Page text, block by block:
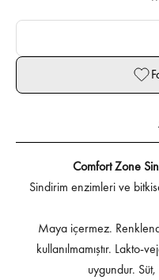
Comfort Zone
Sindirim enzimleri ve
Maya içermez.
kullanılmamıştır. Lakto-
uygundur.